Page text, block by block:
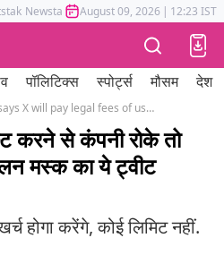
Newstak Mumbai Tak Astrotak
August 09, 2026 | 12:23 IST
पॉलिटिक्स स्पोर्ट्स मौसम देश
Elon Musk says X will pay legal fees of users 'treated unfairly' by employer for liking, posting on site
करने से कंपनी रोके तो
मस्क का ये ट्वीट
होगा करेंगे, कोई लिमिट नहीं.